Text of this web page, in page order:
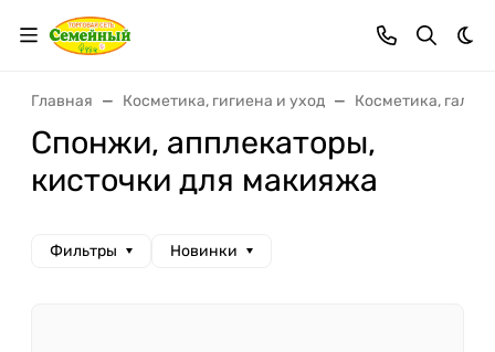
Главная Косметика, гигиена и уход Косметика,
Спонжи, апплекаторы,
кисточки для макияжа
Фильтры Новинки